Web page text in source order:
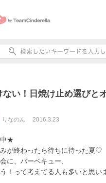
ない！日焼け止め選びと
りなのん 2016.3.23
中★
が終わったら待ちに待った夏♡
に、バーベキュー、
！って考えてる人も多いと思い